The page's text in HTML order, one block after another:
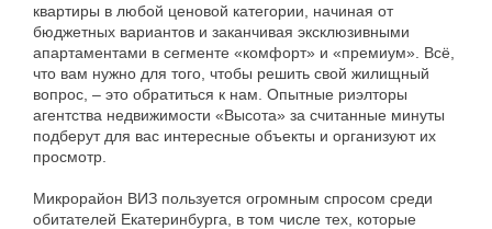
квартиры в любой ценовой категории начиная от
бюджетных вариантов и заканчивая эксклюзивными
апартаментами в сегменте «комфорт» и «премиум». Всё
что вам нужно для того чтобы решить свой жилищный
вопрос , – это обратиться к нам Опытные риэлторы
агентства недвижимости «Высота» за считанные минуты
подберут для вас интересные объекты и организуют их
просмотр
Микрорайон ВИЗ пользуется огромным спросом среди
обитателей Екатеринбурга в том числе тех которые